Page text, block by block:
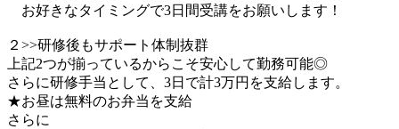
お好きなタイミングで3日間受講をお願いします！
２>>研修後もサポート体制抜群
上記2つが揃っているからこそ安心して勤務可能◎
さらに研修手当として、3日で計3万円を支給します。
★お昼は無料のお弁当を支給
さらに